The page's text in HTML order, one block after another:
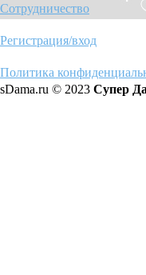
Сотрудничество
Регистрация/вход
Политика
sDama.ru © 2023 Супер